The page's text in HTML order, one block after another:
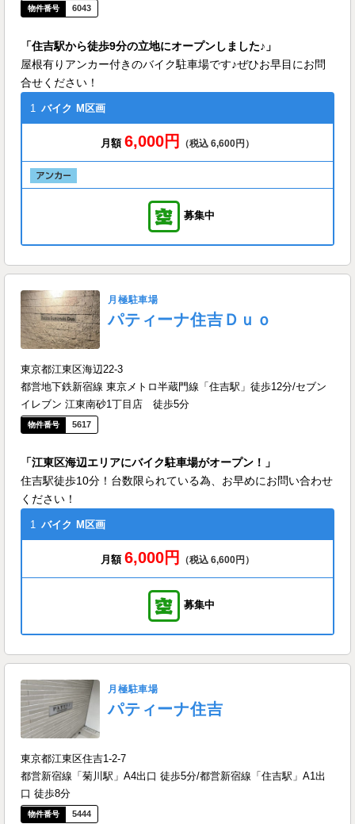
6043
「住吉駅から徒歩9分の立地にオープンしました♪」
屋根有りアンカー付きのバイク駐車場です♪ぜひお早目にお問
合せください！
1 バイク M区画
月額 6,000円 （税込 6,600円）
募集中
月極駐車場
パティーナ住吉Ｄｕｏ
東京都江東区海辺22-3
都営地下鉄新宿線 東京メトロ半蔵門線「住吉駅」徒歩12分/セブン
イレブン 江東南砂1丁目店 徒歩5分
5617
「江東区海辺エリアにバイク駐車場がオープン！」
住吉駅徒歩10分！台数限られている為、お早めにお問い合わせ
ください！
1 バイク M区画
月額 6,000円 （税込 6,600円）
募集中
月極駐車場
パティーナ住吉
東京都江東区住吉1-2-7
都営新宿線「菊川駅」A4出口 徒歩5分/都営新宿線「住吉駅」A1出
口 徒歩8分
5444